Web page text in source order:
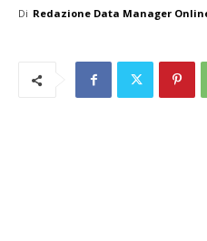
Di Redazione Data Manager